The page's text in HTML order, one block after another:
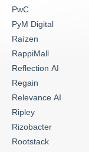
PwC
PyM Digital
Raízen
RappiMall
Reflection AI
Regain
Relevance AI
Ripley
Rizobacter
Rootstack